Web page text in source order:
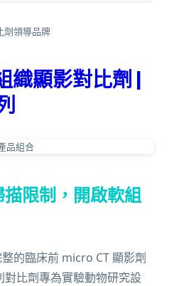
織顯影對比劑 |
限制，開啟軟組
的臨床前 micro CT 顯影劑
比劑專為實驗動物研究設